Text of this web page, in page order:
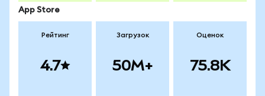
App Store
Рейтинг
4.7
Загрузок
50M+
Оценок
75.8K